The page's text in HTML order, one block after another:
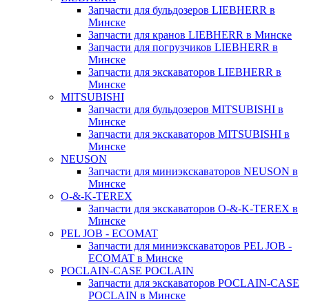
Запчасти для бульдозеров LIEBHERR в
Минске
Запчасти для кранов LIEBHERR в Минске
Запчасти для погрузчиков LIEBHERR в
Минске
Запчасти для экскаваторов LIEBHERR в
Минске
MITSUBISHI
Запчасти для бульдозеров MITSUBISHI в
Минске
Запчасти для экскаваторов MITSUBISHI в
Минске
NEUSON
Запчасти для миниэкскаваторов NEUSON в
Минске
O-&-K-TEREX
Запчасти для экскаваторов O-&-K-TEREX в
Минске
PEL JOB - ECOMAT
Запчасти для миниэкскаваторов PEL JOB -
ECOMAT в Минске
POCLAIN-CASE POCLAIN
Запчасти для экскаваторов POCLAIN-CASE
POCLAIN в Минске